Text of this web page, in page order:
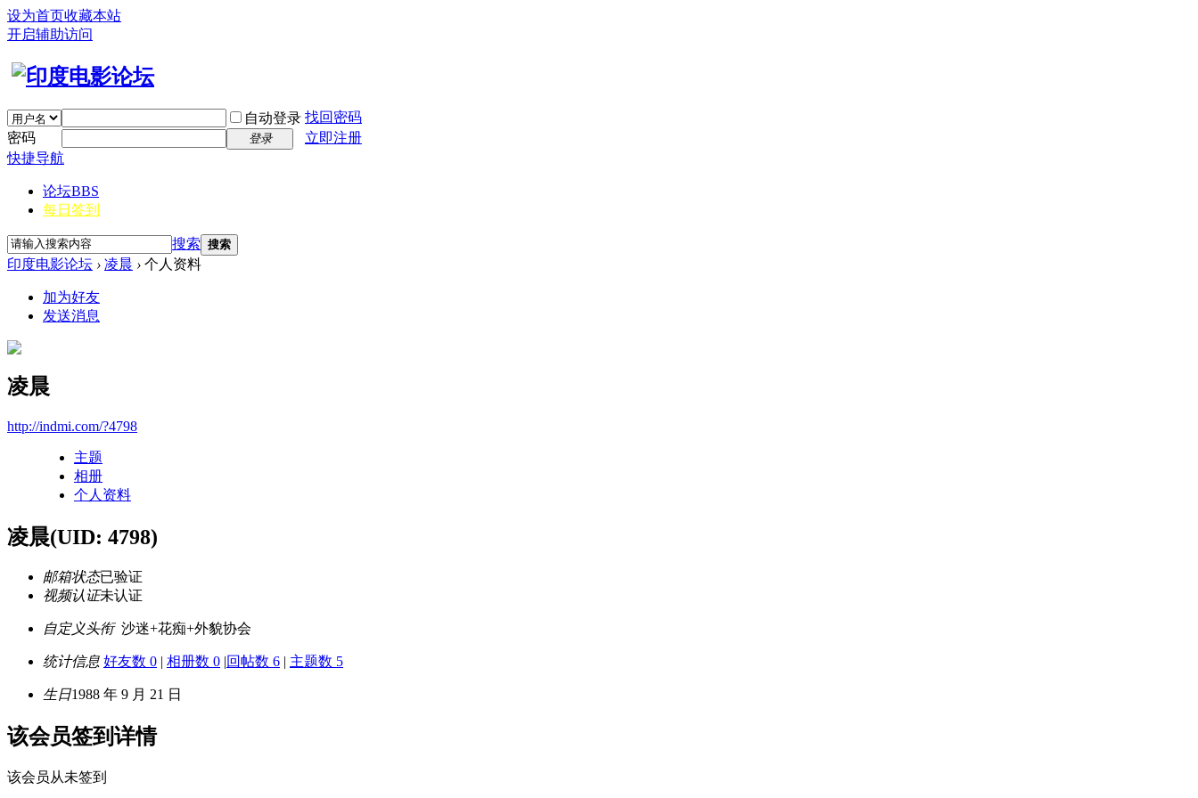
设为首页收藏本站
开启辅助访问
自动登录 找回密码
密码
登录
立即注册
快捷导航
论坛BBS
每日签到
搜索 搜索
印度电影论坛 › 凌晨 › 个人资料
加为好友
发送消息
凌晨
http://indmi.com/?4798
主题
相册
个人资料
凌晨(UID: 4798)
邮箱状态已验证
视频认证未认证
自定义头衔 沙迷+花痴+外貌协会
统计信息 好友数 0 | 相册数 0 |回帖数 6 | 主题数 5
生日1988 年 9 月 21 日
该会员签到详情
该会员从未签到